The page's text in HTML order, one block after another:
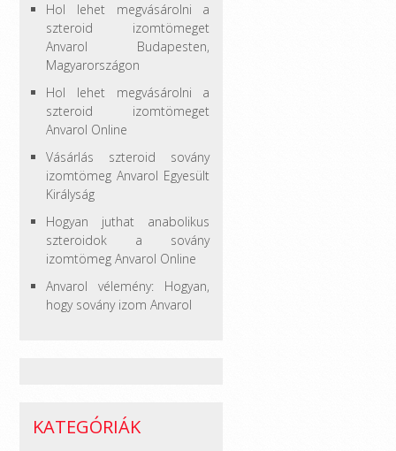
Hol lehet megvásárolni a
szteroid izomtömeget
Anvarol Budapesten,
Magyarországon
Hol lehet megvásárolni a
szteroid izomtömeget
Anvarol Online
Vásárlás szteroid sovány
izomtömeg Anvarol Egyesült
Királyság
Hogyan juthat anabolikus
szteroidok a sovány
izomtömeg Anvarol Online
Anvarol vélemény: Hogyan,
hogy sovány izom Anvarol
KATEGÓRIÁK